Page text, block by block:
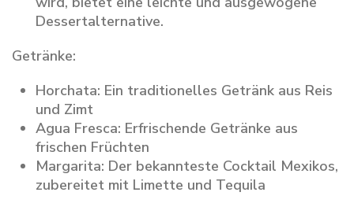
Dessertalternative.
Getränke:
Horchata: Ein traditionelles Getränk aus Reis
und Zimt
Agua Fresca: Erfrischende Getränke aus
frischen Früchten
Margarita: Der bekannteste Cocktail Mexikos,
zubereitet mit Limette und Tequila